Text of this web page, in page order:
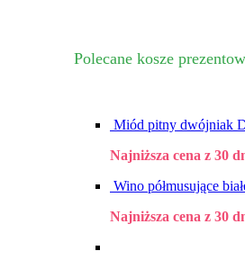
Polecane kosze
Miód pitny dwójniak
Najniższa cena z 30
Wino półmusujące
Najniższa cena z 30